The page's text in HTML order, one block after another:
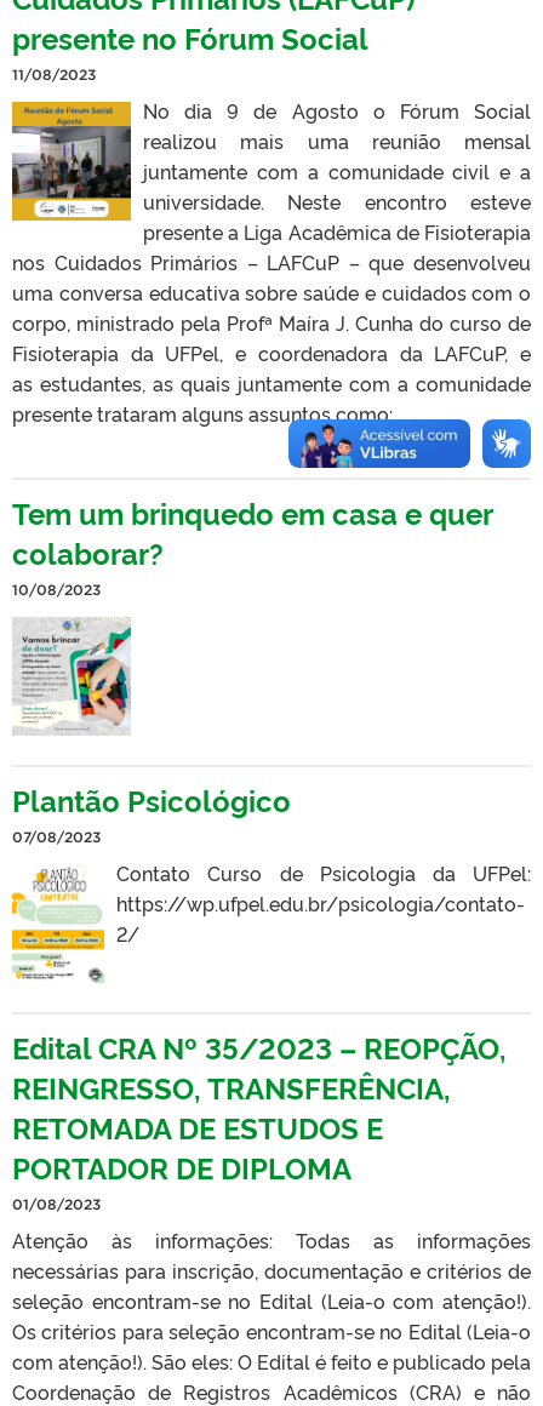
presente no Fórum Social
11/08/2023
No dia 9 de Agosto o Fórum Social
realizou mais uma reunião mensal
juntamente com a comunidade civil e a
universidade. Neste encontro esteve
presente a Liga Acadêmica de Fisioterapia
nos Cuidados Primários – LAFCuP – que desenvolveu
uma conversa educativa sobre saúde e cuidados com o
corpo, ministrado pela Profª Maíra J. Cunha do curso de
Fisioterapia da UFPel, e coordenadora da LAFCuP, e
as estudantes, as quais juntamente com a comunidade
presente trataram alguns assuntos como:
Tem um brinquedo em casa e quer
colaborar?
10/08/2023
Plantão Psicológico
07/08/2023
Contato Curso de Psicologia da UFPel:
https://wp.ufpel.edu.br/psicologia/contato-
2/
Edital CRA Nº 35/2023 – REOPÇÃO,
REINGRESSO, TRANSFERÊNCIA,
RETOMADA DE ESTUDOS E
PORTADOR DE DIPLOMA
01/08/2023
Atenção às informações: Todas as informações
necessárias para inscrição, documentação e critérios de
seleção encontram-se no Edital (Leia-o com atenção!).
Os critérios para seleção encontram-se no Edital (Leia-o
com atenção!). São eles: O Edital é feito e publicado pela
Coordenação de Registros Acadêmicos (CRA) e não